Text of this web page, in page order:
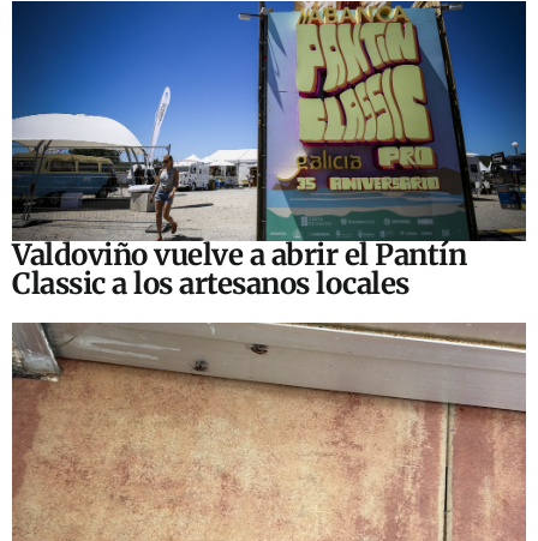
Valdoviño vuelve a abrir el Pantín
Classic a los artesanos locales